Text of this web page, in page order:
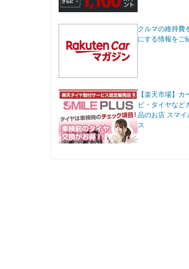
クルマの維持費
にする情報をご
【楽天市場】カ
ビ・タイヤなど
品のお店 スマイ
ス